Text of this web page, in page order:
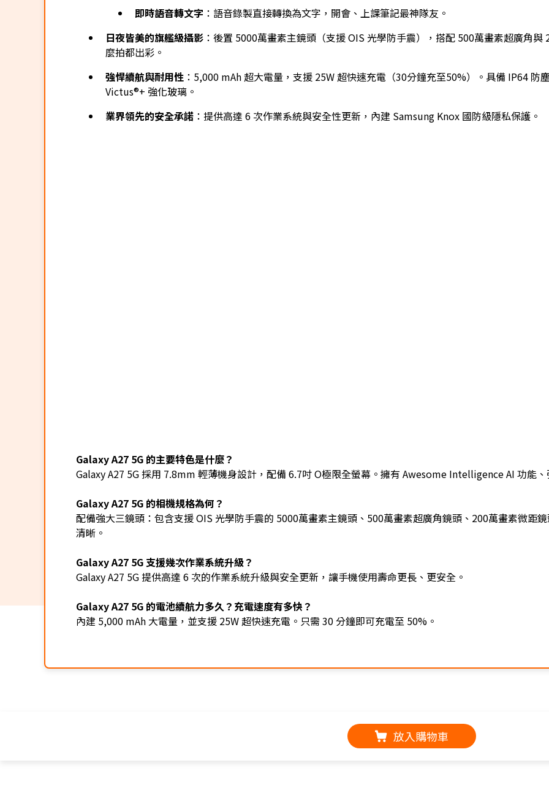
即時語音轉文字 ：語音錄製直接轉換為文字，開會、上課筆記最神隊友。
日夜皆美的旗艦級攝影 ：後置 5000萬畫素主鏡頭（支援 OIS 光學防手震），搭配 500萬畫素超廣角
麼拍都出彩。
強悍續航與耐用性 ：5,000 mAh 超大電量，支援 25W 超快速充電（30分鐘充至50%）。具備 IP64
Victus®+ 強化玻璃。
業界領先的安全承諾 ：提供高達 6 次作業系統與安全性更新，內建 Samsung Knox 國防級隱私保護。
Galaxy A27 5G 的主要特色是什麼？
Galaxy A27 5G 採用 7.8mm 輕薄機身設計，配備 6.7吋 O極限全螢幕。擁有 Awesome Intelligence AI 功能
Galaxy A27 5G 的相機規格為何？
配備強大三鏡頭：包含支援 OIS 光學防手震的 5000萬畫素主鏡頭、500萬畫素超廣角鏡頭、200萬畫素微距
清晰。
Galaxy A27 5G 支援幾次作業系統升級？
Galaxy A27 5G 提供高達 6 次的作業系統升級與安全更新，讓手機使用壽命更長、更安全。
Galaxy A27 5G 的電池續航力多久？充電速度有多快？
內建 5,000 mAh 大電量，並支援 25W 超快速充電。只需 30 分鐘即可充電至 50%。
放入購物車